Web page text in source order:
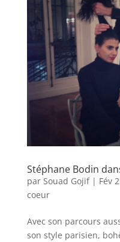
Stéphane Bodin
par Souad Gojif| Fév
coeur
Avec son parcours
son style parisien,